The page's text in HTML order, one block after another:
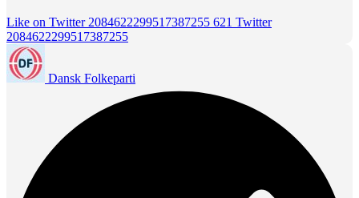
Like on Twitter 2084622299517387255 621 Twitter
2084622299517387255
Dansk Folkeparti